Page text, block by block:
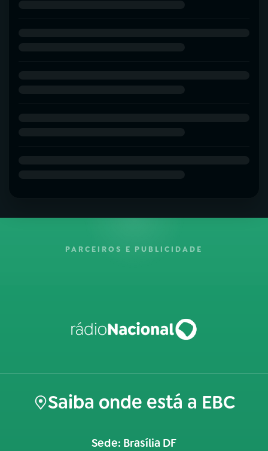
PARCEIROS E PUBLICIDADE
Saiba onde está a EBC
Sede: Brasília DF